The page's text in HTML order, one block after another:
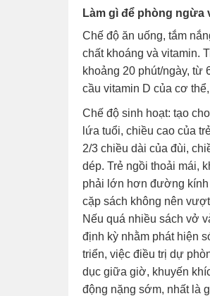
Làm gì để phòng ngừa
Chế độ ăn uống, tắm
chất khoáng và vitamin.
khoảng 20 phút/ngày, từ
cầu vitamin D của cơ
Chế độ sinh hoạt: tạo
lứa tuổi, chiều cao của
2/3 chiều dài của đùi,
dép. Trẻ ngồi thoải mái,
phải lớn hơn đường
cặp sách không nên
Nếu quá nhiều sách vở
định kỳ nhằm phát hiện
triển, việc điều trị dự
dục giữa giờ, khuyến
động nặng sớm, nhất là